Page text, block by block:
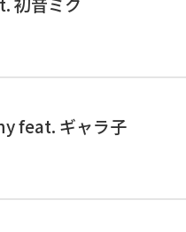
feat. ギャラ子